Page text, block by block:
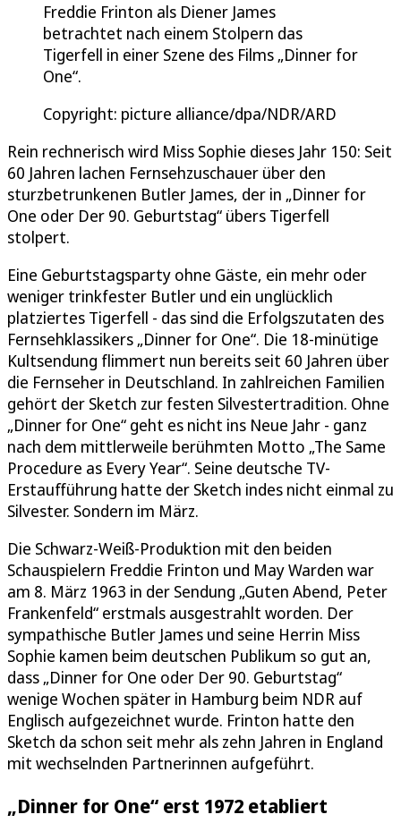
Freddie Frinton als Diener James
betrachtet nach einem Stolpern das
Tigerfell in einer Szene des Films „Dinner for
One“.
Copyright: picture alliance/dpa/NDR/ARD
Rein rechnerisch wird Miss Sophie dieses Jahr 150: Seit
60 Jahren lachen Fernsehzuschauer über den
sturzbetrunkenen Butler James, der in „Dinner for
One oder Der 90. Geburtstag“ übers Tigerfell
stolpert.
Eine Geburtstagsparty ohne Gäste, ein mehr oder
weniger trinkfester Butler und ein unglücklich
platziertes Tigerfell - das sind die Erfolgszutaten des
Fernsehklassikers „Dinner for One“. Die 18-minütige
Kultsendung flimmert nun bereits seit 60 Jahren über
die Fernseher in Deutschland. In zahlreichen Familien
gehört der Sketch zur festen Silvestertradition. Ohne
„Dinner for One“ geht es nicht ins Neue Jahr - ganz
nach dem mittlerweile berühmten Motto „The Same
Procedure as Every Year“. Seine deutsche TV-
Erstaufführung hatte der Sketch indes nicht einmal zu
Silvester. Sondern im März.
Die Schwarz-Weiß-Produktion mit den beiden
Schauspielern Freddie Frinton und May Warden war
am 8. März 1963 in der Sendung „Guten Abend, Peter
Frankenfeld“ erstmals ausgestrahlt worden. Der
sympathische Butler James und seine Herrin Miss
Sophie kamen beim deutschen Publikum so gut an,
dass „Dinner for One oder Der 90. Geburtstag“
wenige Wochen später in Hamburg beim NDR auf
Englisch aufgezeichnet wurde. Frinton hatte den
Sketch da schon seit mehr als zehn Jahren in England
mit wechselnden Partnerinnen aufgeführt.
„Dinner for One“ erst 1972 etabliert